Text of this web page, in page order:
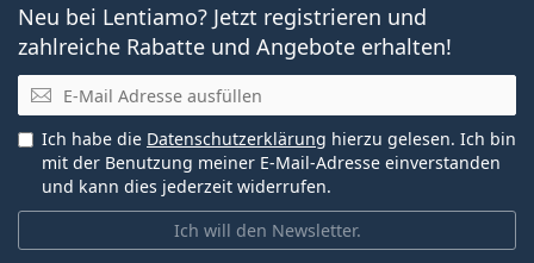
Neu bei Lentiamo? Jetzt registrieren und
zahlreiche Rabatte und Angebote erhalten!
E-Mail
Ich will den Newsletter.
Ich habe die Datenschutzerklärung hierzu gelesen. Ich bin
mit der Benutzung meiner E-Mail-Adresse einverstanden
und kann dies jederzeit widerrufen.